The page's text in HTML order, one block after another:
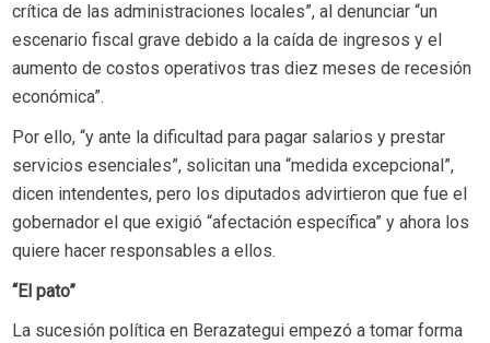
crítica de las administraciones locales”, al denunciar “un
escenario fiscal grave debido a la caída de ingresos y el
aumento de costos operativos tras diez meses de recesión
económica”.
Por ello, “y ante la dificultad para pagar salarios y prestar
servicios esenciales”, solicitan una “medida excepcional”,
dicen intendentes, pero los diputados advirtieron que fue el
gobernador el que exigió “afectación específica” y ahora los
quiere hacer responsables a ellos.
“El pato”
La sucesión política en Berazategui empezó a tomar forma